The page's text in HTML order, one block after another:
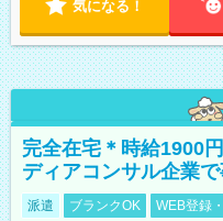
気になる！
完全在宅＊時給1900
ディアコンサル企業
派遣 ブランクOK WEB登録